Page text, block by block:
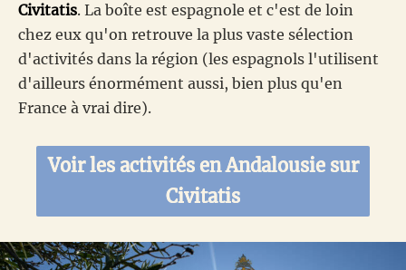
Civitatis. La boîte est espagnole et c'est de loin
chez eux qu'on retrouve la plus vaste sélection
d'activités dans la région (les espagnols l'utilisent
d'ailleurs énormément aussi, bien plus qu'en
France à vrai dire).
Voir les activités en Andalousie sur
Civitatis